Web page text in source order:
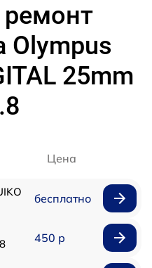
Olympus
25mm
Цена
бесплатно
450 р